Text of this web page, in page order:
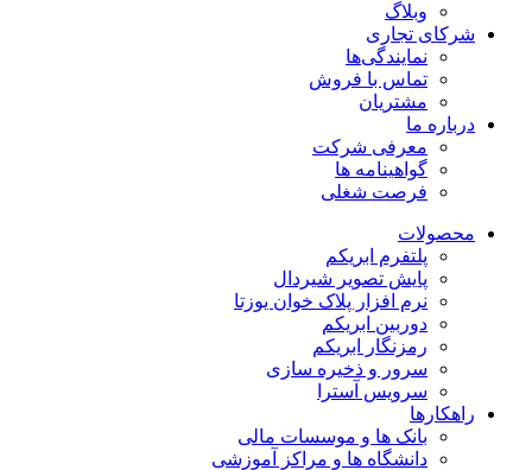
وبلاگ
شرکای تجاری
نمایندگی‌ها
تماس با فروش
مشتریان
درباره ما
معرفی شرکت
گواهینامه ها
فرصت شغلی
محصولات
پلتفرم ابریکم
پایش تصویر شیردال
نرم افزار پلاک خوان یوزتا
دوربین ابریکم
رمزنگار ابریکم
سرور و ذخیره سازی
سرویس آسترا
راهکارها
بانک ها و موسسات مالی
دانشگاه ها و مراکز آموزشی